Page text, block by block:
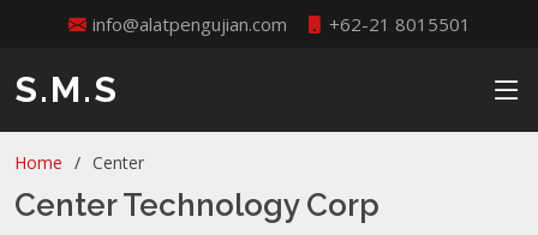
info@alatpengujian.com +62-21 8015501
S.M.S
Home Center
Center Technology Corp